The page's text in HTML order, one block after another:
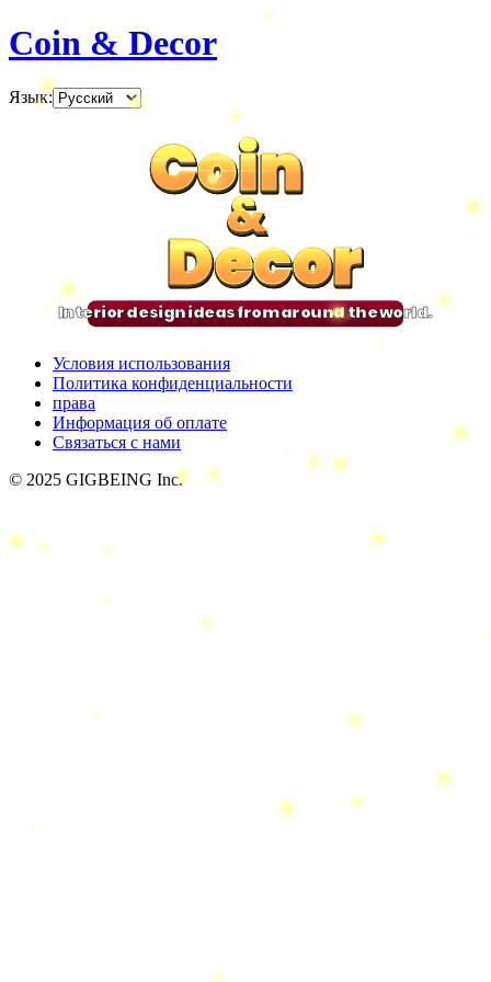
Coin & Decor
Язык:
Coin
&
Decor
Coin
&
Decor
Coin
&
Decor
Coin
&
Decor
Interior design ideas from around the world.
Условия использования
Политика конфиденциальности
права
Информация об оплате
Связаться с нами
© 2025 GIGBEING Inc.